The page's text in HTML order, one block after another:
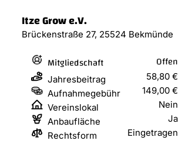
Itze Grow e.V.
Brückenstraße 27, 25524 Bekmünde
Mitgliedschaft Offen
Jahresbeitrag
58,80 €
Aufnahmegebühr
149,00 €
Vereinslokal
Nein
Anbaufläche
Ja
Rechtsform
Eingetragen